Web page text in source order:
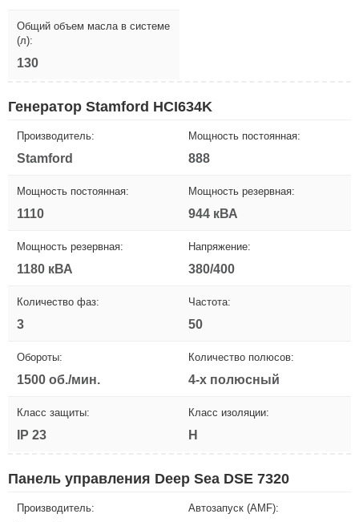
Общий объем масла в системе
(л):
130
Генератор Stamford HCI634K
Производитель:
Stamford
Мощность постоянная:
888
Мощность постоянная:
1110
Мощность резервная:
944 кВА
Мощность резервная:
1180 кВА
Напряжение:
380/400
Количество фаз:
3
Частота:
50
Обороты:
1500 об./мин.
Количество полюсов:
4-х полюсный
Класс защиты:
IP 23
Класс изоляции:
H
Панель управления Deep Sea DSE 7320
Производитель: Автозапуск (AMF):